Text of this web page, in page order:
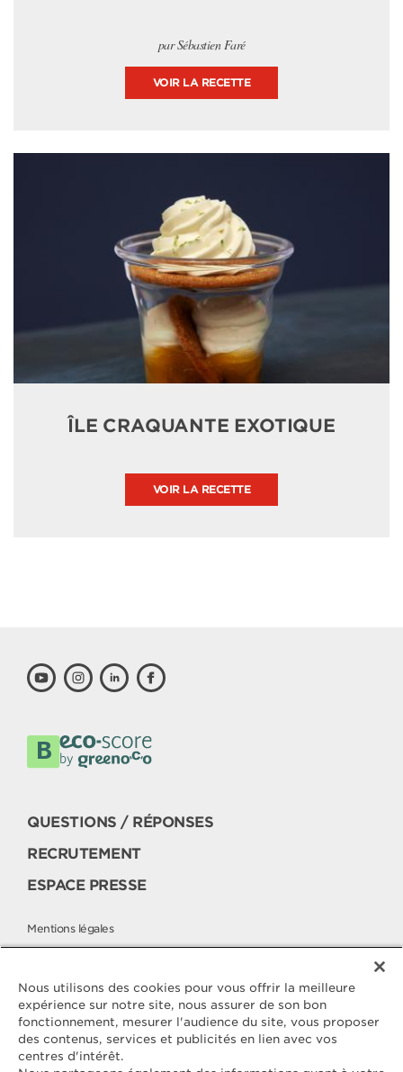
par Sébastien Faré
VOIR LA RECETTE
ÎLE CRAQUANTE EXOTIQUE
VOIR LA RECETTE
QUESTIONS / RÉPONSES
RECRUTEMENT
ESPACE PRESSE
Mentions légales
Politique de protection des données
Contactez
Nous utilisons des cookies pour vous offrir la meilleure
expérience sur notre site, nous assurer de son bon
fonctionnement, mesurer l'audience du site, vous proposer
des contenus, services et publicités en lien avec vos
centres d'intérêt.